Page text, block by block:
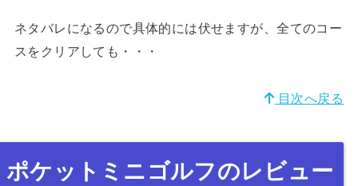
ネタバレになるので具体的には伏せますが、全てのコー
スをクリアしても・・・
目次へ戻る
ポケットミニゴルフのレビュー